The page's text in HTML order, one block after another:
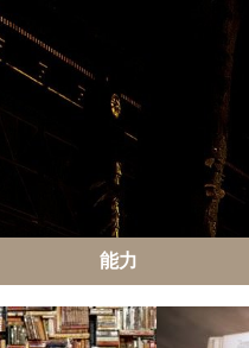
能力